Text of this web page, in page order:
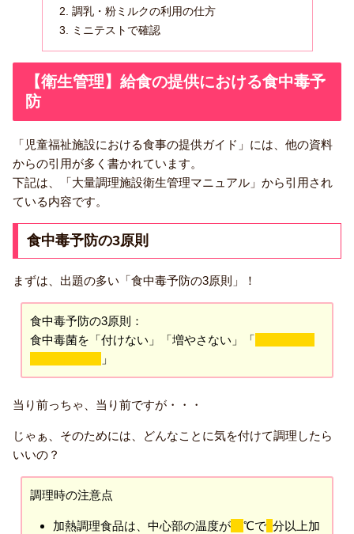
調乳・粉ミルクの利用の仕方
ミニテストで確認
【衛生管理】給食の提供における食中毒予
防
「児童福祉施設における食事の提供ガイド」には、他の資料
からの引用が多く書かれています。
下記は、「大量調理施設衛生管理マニュアル」から引用され
ている内容です。
食中毒予防の3原則
まずは、出題の多い「食中毒予防の3原則」！
食中毒予防の3原則：
食中毒菌を「付けない」「増やさない」「
」
当り前っちゃ、当り前ですが・・・
じゃぁ、そのためには、どんなことに気を付けて調理したら
いいの？
調理時の注意点
加熱調理食品は、中心部の温度が ℃で 分以上加